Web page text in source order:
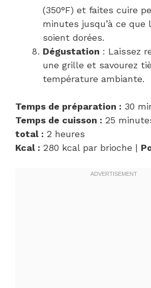
(350°F) et faites cuire
minutes jusqu’à ce que
soient dorées.
Dégustation : Laissez
une grille et savourez
température ambiante.
Temps de préparation : 30
Temps de cuisson : 25
total : 2 heures
Kcal : 280 kcal par brioche |